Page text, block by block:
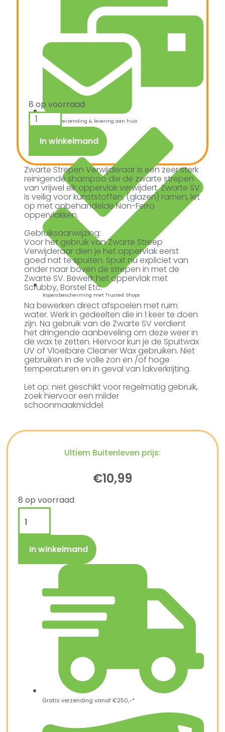
Snelle verzending & levering aan huis
Kopersbescherming met Trusted Shops
8 op voorraad
In winkelmand
Zwarte Strepen Verwijderaar is een zeer sterk
reinigende shampoo die de zwarte strepen
van vrijwel elk oppervlak verwijdert. Zwarte SV
is veilig voor kunststoffen, (glazen) ramen, let
op met onbehandelde Non-Ferro
oppervlakken.
Gebruiksaanwijzing:
Voor het gebruik van Zwarte Streep
Verwijderaar dien je het oppervlak eerst
goed nat te spuiten. Spuit nu expliciet van
onder naar boven de strepen in met de
Zwarte SV. Bewerk het oppervlak met
Scrubby, Borstel Etc.
Na bewerken direct afspoelen met ruim
water. Werk in gedeelten die in 1 keer te doen
zijn. Na gebruik van de Zwarte SV verdient
het dringende aanbeveling om deze weer in
de wax te zetten. Hiervoor kun je de Spuitwax
UV of Vloeibare Cleaner Wax gebruiken. Niet
gebruiken in de volle zon en /of hoge
temperaturen en in geval van lakverkrijting.
Let op: niet geschikt voor regelmatig gebruik,
zoek hiervoor een milder
schoonmaakmiddel.
Ultiem Buitenleven prijs:
€10,99
8 op voorraad
In winkelmand
Gratis verzending vanaf €250,-*